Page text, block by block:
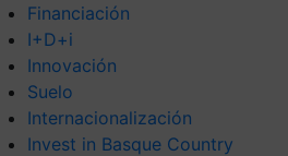
Financiación
I+D+i
Innovación
Suelo
Internacionalización
Invest in Basque Country